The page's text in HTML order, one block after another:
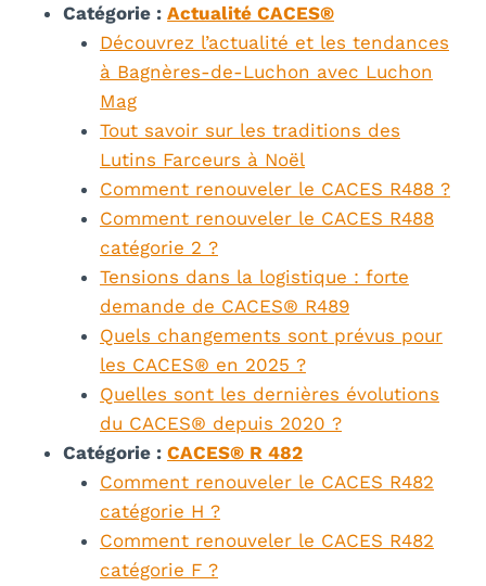
Catégorie : Actualité CACES®
Découvrez l’actualité et les tendances
à Bagnères-de-Luchon avec Luchon
Mag
Tout savoir sur les traditions des
Lutins Farceurs à Noël
Comment renouveler le CACES R488 ?
Comment renouveler le CACES R488
catégorie 2 ?
Tensions dans la logistique : forte
demande de CACES® R489
Quels changements sont prévus pour
les CACES® en 2025 ?
Quelles sont les dernières évolutions
du CACES® depuis 2020 ?
Catégorie : CACES® R 482
Comment renouveler le CACES R482
catégorie H ?
Comment renouveler le CACES R482
catégorie F ?